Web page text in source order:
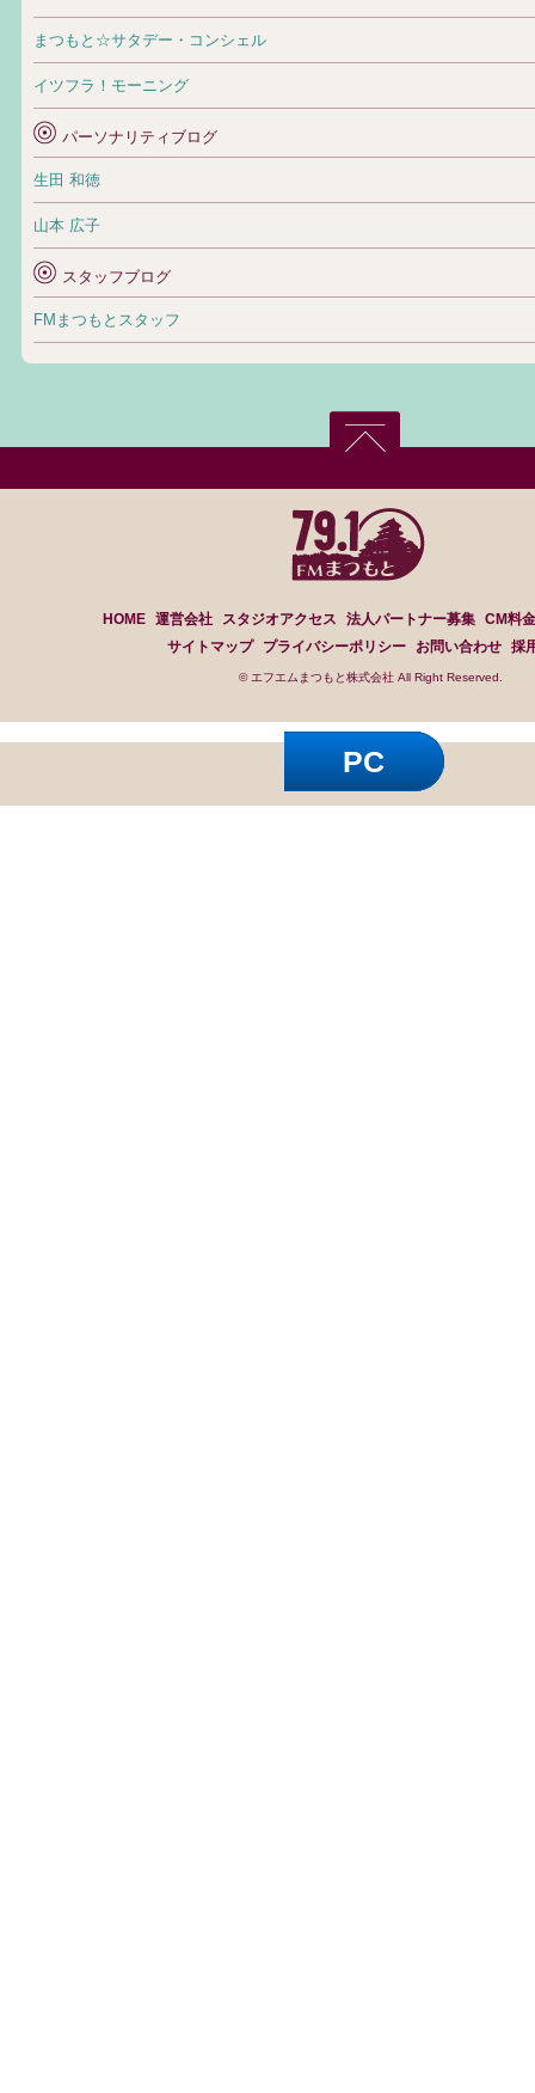
まつもと☆サタデー・コンシェル
イツフラ！モーニング
パーソナリティブログ
生田 和徳
山本 広子
スタッフブログ
FMまつもとスタッフ
HOME 運営会社 スタジオアクセス 法人パートナー募集 CM料
サイトマップ
プライバシーポリシー お問い合わせ 採
© エフエムまつもと株式会社 All Right Reserved.
PC